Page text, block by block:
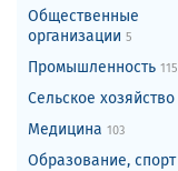
Общественные
организации 5
Промышленность 115
Сельское хозяйство
Медицина 103
Образование, спорт